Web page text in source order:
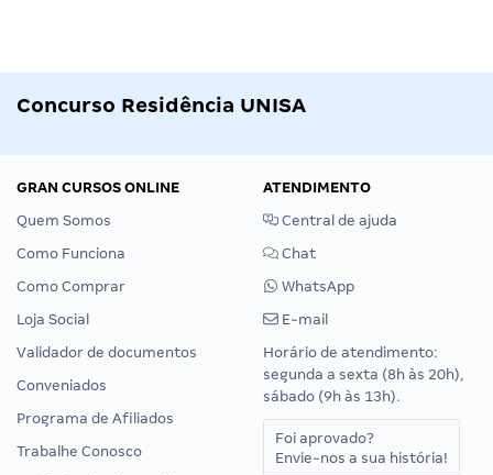
Concurso Residência UNISA
GRAN CURSOS ONLINE
Quem Somos
Como Funciona
Como Comprar
Loja Social
Validador de documentos
Conveniados
Programa de Afiliados
Trabalhe Conosco
ATENDIMENTO
Central de ajuda
Chat
WhatsApp
E-mail
Horário de atendimento:
segunda a sexta (8h às 20h),
sábado (9h às 13h).
Foi aprovado?
Envie-nos a sua história!